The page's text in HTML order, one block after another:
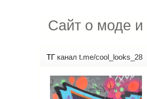
Сайт о моде и
ТГ канал t.me/cool_looks_28